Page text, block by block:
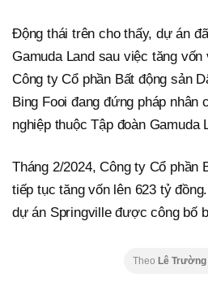
Động thái trên cho thấy, dự án
Gamuda Land sau việc tăng
Công ty Cổ phần Bất động sản
Bing Fooi đang đứng pháp nhân
nghiệp thuộc Tập đoàn Gamuda
Tháng 2/2024, Công ty Cổ phần
tiếp tục tăng vốn lên 623 tỷ
dự án Springville được công bố
Theo Lê